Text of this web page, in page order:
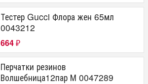
Тестер Gucci Флора жен 65мл
0043212
664 ₽
Перчатки резинов
Волшебница12пар М 0047289